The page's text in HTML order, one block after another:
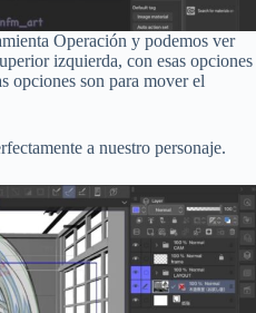
Operación y podemos ver
izquierda, con esas opciones
opciones son para mover el
a nuestro personaje.